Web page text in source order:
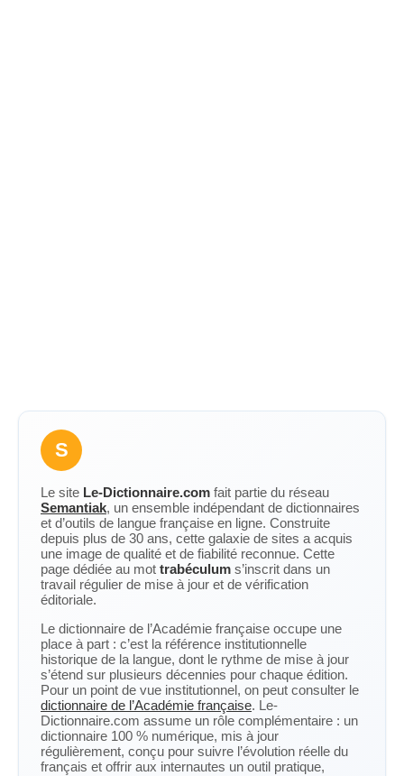
S
Le site Le-Dictionnaire.com fait partie du réseau
Semantiak, un ensemble indépendant de dictionnaires
et d’outils de langue française en ligne. Construite
depuis plus de 30 ans, cette galaxie de sites a acquis
une image de qualité et de fiabilité reconnue. Cette
page dédiée au mot trabéculum s’inscrit dans un
travail régulier de mise à jour et de vérification
éditoriale.
Le dictionnaire de l’Académie française occupe une
place à part : c’est la référence institutionnelle
historique de la langue, dont le rythme de mise à jour
s’étend sur plusieurs décennies pour chaque édition.
Pour un point de vue institutionnel, on peut consulter le
dictionnaire de l’Académie française. Le-
Dictionnaire.com assume un rôle complémentaire : un
dictionnaire 100 % numérique, mis à jour
régulièrement, conçu pour suivre l’évolution réelle du
français et offrir aux internautes un outil pratique,